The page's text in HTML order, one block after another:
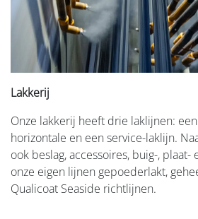
Lakkerij
Onze lakkerij heeft drie laklijnen:
horizontale en een service-laklijn.
ook beslag, accessoires, buig-,
onze eigen lijnen gepoederlakt,
Qualicoat Seaside richtlijnen.